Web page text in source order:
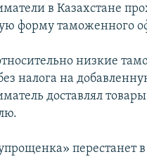
в Казахстане
форму таможенного
низкие
налога на
доставлял
перестанет в